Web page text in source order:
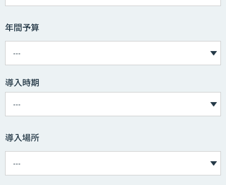
年間予算
導入時期
導入場所